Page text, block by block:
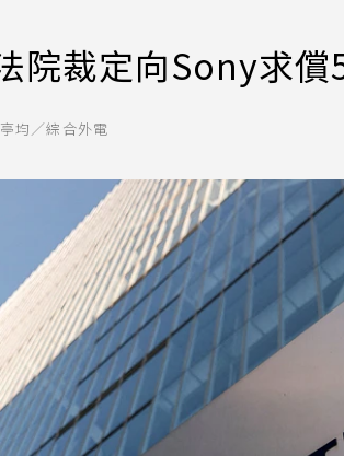
院裁定向Sony求
均／綜合外電